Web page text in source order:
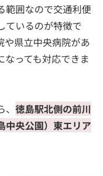
範囲なので交通利便
ているのが特徴で
や県立中央病院があ
なっても対応できま
徳島駅北側の前川
中央公園）東エリア